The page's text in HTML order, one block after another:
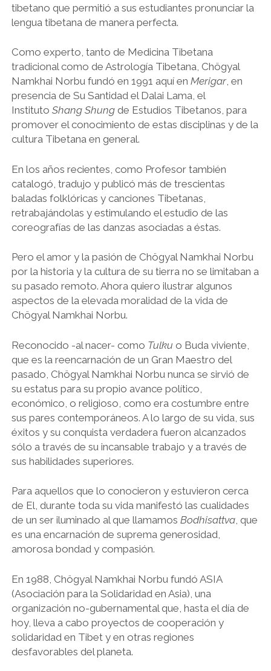
tibetano que permitió a sus estudiantes pronunciar la
lengua tibetana de manera perfecta.
Como experto, tanto de Medicina Tibetana
tradicional como de Astrología Tibetana, Chögyal
Namkhai Norbu fundó en 1991 aquí en Merigar, en
presencia de Su Santidad el Dalai Lama, el
Instituto Shang Shung de Estudios Tibetanos, para
promover el conocimiento de estas disciplinas y de la
cultura Tibetana en general.
En los años recientes, como Profesor también
catalogó, tradujo y publicó más de trescientas
baladas folklóricas y canciones Tibetanas,
retrabajándolas y estimulando el estudio de las
coreografías de las danzas asociadas a éstas.
Pero el amor y la pasión de Chögyal Namkhai Norbu
por la historia y la cultura de su tierra no se limitaban a
su pasado remoto. Ahora quiero ilustrar algunos
aspectos de la elevada moralidad de la vida de
Chögyal Namkhai Norbu.
Reconocido -al nacer- como Tulku o Buda viviente,
que es la reencarnación de un Gran Maestro del
pasado, Chögyal Namkhai Norbu nunca se sirvió de
su estatus para su propio avance político,
económico, o religioso, como era costumbre entre
sus pares contemporáneos. A lo largo de su vida, sus
éxitos y su conquista verdadera fueron alcanzados
sólo a través de su incansable trabajo y a través de
sus habilidades superiores.
Para aquellos que lo conocieron y estuvieron cerca
de El, durante toda su vida manifestó las cualidades
de un ser iluminado al que llamamos Bodhisattva, que
es una encarnación de suprema generosidad,
amorosa bondad y compasión.
En 1988, Chögyal Namkhai Norbu fundó ASIA
(Asociación para la Solidaridad en Asia), una
organización no-gubernamental que, hasta el día de
hoy, lleva a cabo proyectos de cooperación y
solidaridad en Tibet y en otras regiones
desfavorables del planeta.